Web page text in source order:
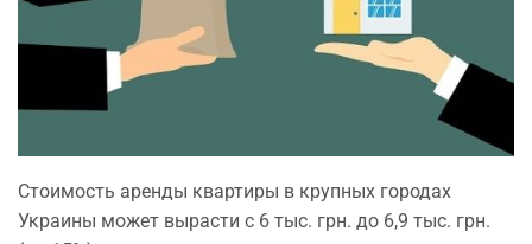
Стоимость аренды квартиры в крупных городах
Украины может вырасти с 6 тыс. грн. до 6,9 тыс. грн.